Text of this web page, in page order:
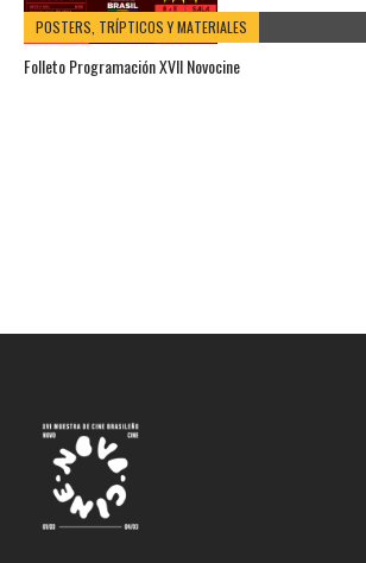
POSTERS, TRÍPTICOS Y MATERIALES
Folleto Programación XVII Novocine